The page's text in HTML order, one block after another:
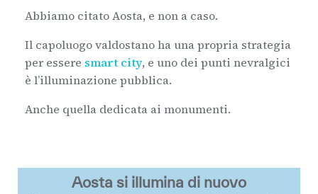
Abbiamo citato Aosta, e non a caso.
Il capoluogo valdostano ha una propria strategia
per essere smart city, e uno dei punti nevralgici
è l’illuminazione pubblica.
Anche quella dedicata ai monumenti.
Aosta si illumina di nuovo